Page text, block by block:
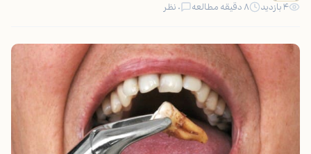
۴ بازدید ۸ دقیقه مطالعه ۰ نظر